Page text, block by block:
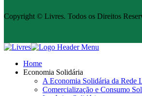
Copyright © Livres. Todos os Direitos
Home
Economia Solidária
A Economia Solidária da Rede
Comercialização e Consumo